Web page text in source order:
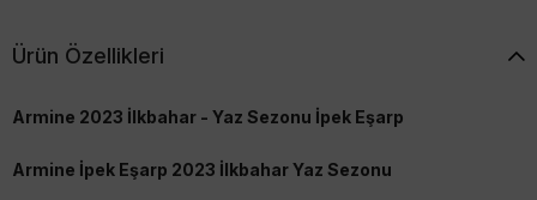
Ürün Özellikleri
Armine 2023 İlkbahar - Yaz Sezonu İpek Eşarp
Armine İpek Eşarp 2023 İlkbahar Yaz Sezonu